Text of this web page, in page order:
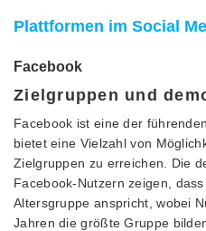
Plattformen im Social
Facebook
Zielgruppen und
Facebook ist eine der
bietet eine Vielzahl von
Zielgruppen zu erreichen. Die
Facebook-Nutzern zeigen,
Altersgruppe anspricht, wobei
Jahren die größte Gruppe